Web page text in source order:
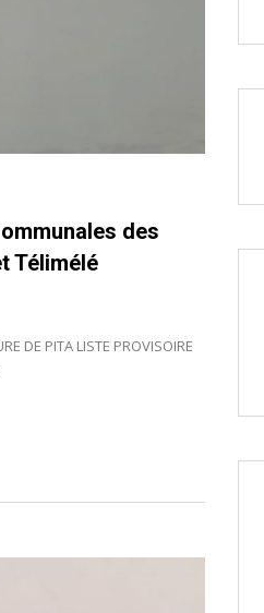
des
Télimélé
DE PITA LISTE PROVISOIRE